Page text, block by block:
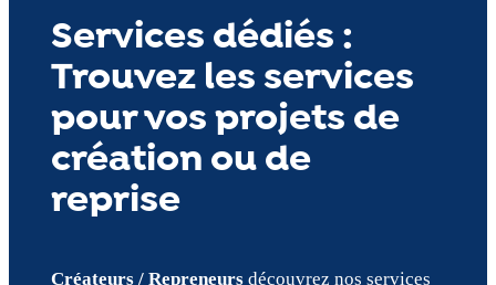
Services dédiés :
Trouvez les services
pour vos projets de
création ou de
reprise
Créateurs / Repreneursdécouvrez nos services